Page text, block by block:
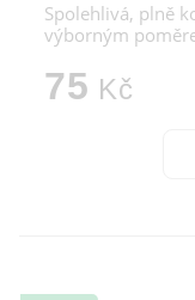
Spolehlivá, plně
výborným
75 Kč